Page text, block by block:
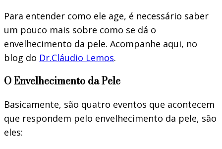
Para entender como ele age, é necessário saber
um pouco mais sobre como se dá o
envelhecimento da pele. Acompanhe aqui, no
blog do Dr.Cláudio Lemos.
O Envelhecimento da Pele
Basicamente, são quatro eventos que acontecem
que respondem pelo envelhecimento da pele, são
eles: